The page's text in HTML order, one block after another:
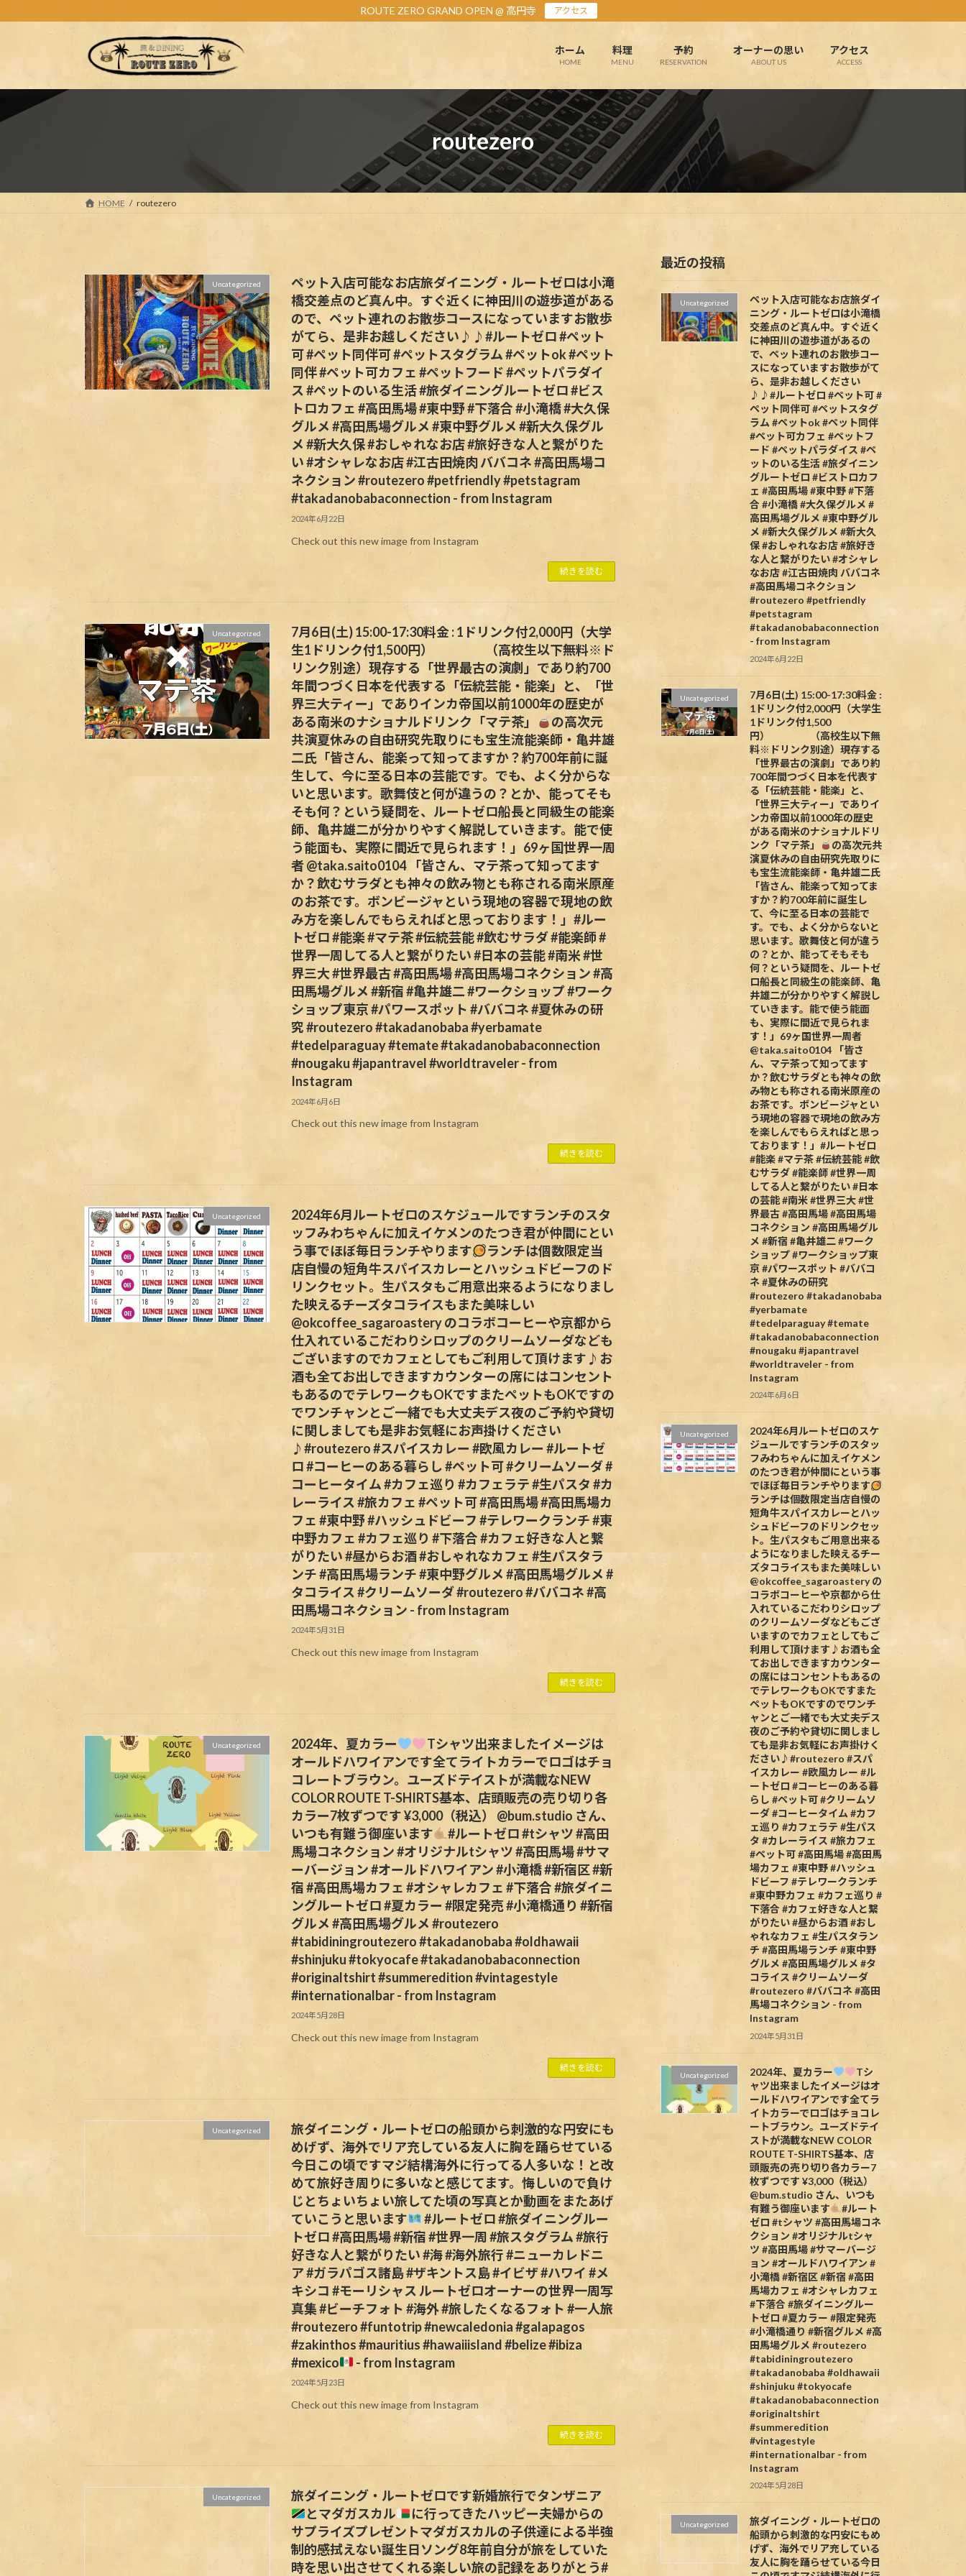
ン
ビ
ROUTE ZERO GRAND OPEN @ 高円寺 アクセス
ホーム
HOME
料理
MENU
予約
RESERVATION
オーナーの思い
ABOUT US
アクセス
ACCESS
routezero
HOME routezero
Uncategorized
ペット入店可能なお店旅ダイニング・ルートゼロは小滝
橋交差点のど真ん中。すぐ近くに神田川の遊歩道がある
ので、ペット連れのお散歩コースになっていますお散歩
がてら、是非お越しください♪♪#ルートゼロ #ペット
可 #ペット同伴可 #ペットスタグラム #ペットok #ペット
同伴 #ペット可カフェ #ペットフード #ペットパラダイ
ス #ペットのいる生活 #旅ダイニングルートゼロ #ビス
トロカフェ #高田馬場 #東中野 #下落合 #小滝橋 #大久保
グルメ #高田馬場グルメ #東中野グルメ #新大久保グル
メ #新大久保 #おしゃれなお店 #旅好きな人と繋がりた
い #オシャレなお店 #江古田焼肉 ババコネ #高田馬場コ
ネクション #routezero #petfriendly #petstagram
#takadanobabaconnection - from Instagram
2024年6月22日
Check out this new image from Instagram
続きを読む
Uncategorized
7月6日(土) 15:00-17:30料金 : 1ドリンク付2,000円（大学
生1ドリンク付1,500円） （高校生以下無料※ド
リンク別途）現存する「世界最古の演劇」であり約700
年間つづく日本を代表する「伝統芸能・能楽」と、「世
界三大ティー」でありインカ帝国以前1000年の歴史が
ある南米のナショナルドリンク「マテ茶」
の高次元
共演夏休みの自由研究先取りにも宝生流能楽師・亀井雄
二氏「皆さん、能楽って知ってますか？約700年前に誕
生して、今に至る日本の芸能です。でも、よく分からな
いと思います。歌舞伎と何が違うの？とか、能ってそも
そも何？という疑問を、ルートゼロ船長と同級生の能楽
師、亀井雄二が分かりやすく解説していきます。能で使
う能面も、実際に間近で見られます！」69ヶ国世界一周
者 @taka.saito0104 「皆さん、マテ茶って知ってます
か？飲むサラダとも神々の飲み物とも称される南米原産
のお茶です。ボンビージャという現地の容器で現地の飲
み方を楽しんでもらえればと思っております！」#ルー
トゼロ #能楽 #マテ茶 #伝統芸能 #飲むサラダ #能楽師 #
世界一周してる人と繋がりたい #日本の芸能 #南米 #世
界三大 #世界最古 #高田馬場 #高田馬場コネクション #高
田馬場グルメ #新宿 #亀井雄二 #ワークショップ #ワーク
ショップ東京 #パワースポット #ババコネ #夏休みの研
究 #routezero #takadanobaba #yerbamate
#tedelparaguay #temate #takadanobabaconnection
#nougaku #japantravel #worldtraveler - from
Instagram
2024年6月6日
Check out this new image from Instagram
続きを読む
Uncategorized
2024年6月ルートゼロのスケジュールですランチのスタ
ッフみわちゃんに加えイケメンのたつき君が仲間にとい
う事でほぼ毎日ランチやります
ランチは個数限定当
店自慢の短角牛スパイスカレーとハッシュドビーフのド
リンクセット。生パスタもご用意出来るようになりまし
た映えるチーズタコライスもまた美味しい
@okcoffee_sagaroastery のコラボコーヒーや京都から
仕入れているこだわりシロップのクリームソーダなども
ございますのでカフェとしてもご利用して頂けます♪お
酒も全てお出しできますカウンターの席にはコンセント
もあるのでテレワークもOKですまたペットもOKですの
でワンチャンとご一緒でも大丈夫デス夜のご予約や貸切
に関しましても是非お気軽にお声掛けください
♪#routezero #スパイスカレー #欧風カレー #ルートゼ
ロ #コーヒーのある暮らし #ペット可 #クリームソーダ #
コーヒータイム #カフェ巡り #カフェラテ #生パスタ #カ
レーライス #旅カフェ #ペット可 #高田馬場 #高田馬場カ
フェ #東中野 #ハッシュドビーフ #テレワークランチ #東
中野カフェ #カフェ巡り #下落合 #カフェ好きな人と繋
がりたい #昼からお酒 #おしゃれなカフェ #生パスタラ
ンチ #高田馬場ランチ #東中野グルメ #高田馬場グルメ #
タコライス #クリームソーダ #routezero #ババコネ #高
田馬場コネクション - from Instagram
2024年5月31日
Check out this new image from Instagram
続きを読む
Uncategorized 2024年、夏カラー
Tシャツ出来ましたイメージは
オールドハワイアンです全てライトカラーでロゴはチョ
コレートブラウン。ユーズドテイストが満載なNEW
COLOR ROUTE T-SHIRTS基本、店頭販売の売り切り各
カラー7枚ずつです ¥3,000（税込） @bum.studio さん、
いつも有難う御座います
#ルートゼロ #tシャツ #高田
馬場コネクション #オリジナルtシャツ #高田馬場 #サマ
ーバージョン #オールドハワイアン #小滝橋 #新宿区 #新
宿 #高田馬場カフェ #オシャレカフェ #下落合 #旅ダイニ
ングルートゼロ #夏カラー #限定発売 #小滝橋通り #新宿
グルメ #高田馬場グルメ #routezero
#tabidiningroutezero #takadanobaba #oldhawaii
#shinjuku #tokyocafe #takadanobabaconnection
#originaltshirt #summeredition #vintagestyle
#internationalbar - from Instagram
2024年5月28日
Check out this new image from Instagram
続きを読む
Uncategorized 旅ダイニング・ルートゼロの船頭から刺激的な円安にも
めげず、海外でリア充している友人に胸を踊らせている
今日この頃ですマジ結構海外に行ってる人多いな！と改
めて旅好き周りに多いなと感じてます。悔しいので負け
じとちょいちょい旅してた頃の写真とか動画をまたあげ
ていこうと思います
#ルートゼロ #旅ダイニングルー
トゼロ #高田馬場 #新宿 #世界一周 #旅スタグラム #旅行
好きな人と繋がりたい #海 #海外旅行 #ニューカレドニ
ア #ガラパゴス諸島 #ザキントス島 #イビザ #ハワイ #メ
キシコ #モーリシャス ルートゼロオーナーの世界一周写
真集 #ビーチフォト #海外 #旅したくなるフォト #一人旅
#routezero #funtotrip #newcaledonia #galapagos
#zakinthos #mauritius #hawaiiisland #belize #ibiza
#mexico
- from Instagram
2024年5月23日
Check out this new image from Instagram
続きを読む
Uncategorized 旅ダイニング・ルートゼロです新婚旅行でタンザニア
とマダガスカル
に行ってきたハッピー夫婦からの
サプライズプレゼントマダガスカルの子供達による半強
制的感拭えない誕生日ソング8年前自分が旅をしていた
時を思い出させてくれる楽しい旅の記録をありがとう#
最近の投稿
Uncategorized
ペット入店可能なお店旅ダイ
ニング・ルートゼロは小滝橋
交差点のど真ん中。すぐ近く
に神田川の遊歩道があるの
で、ペット連れのお散歩コー
スになっていますお散歩がて
ら、是非お越しください
♪♪#ルートゼロ #ペット可 #
ペット同伴可 #ペットスタグ
ラム #ペットok #ペット同伴
#ペット可カフェ #ペットフ
ード #ペットパラダイス #ペ
ットのいる生活 #旅ダイニン
グルートゼロ #ビストロカフ
ェ #高田馬場 #東中野 #下落
合 #小滝橋 #大久保グルメ #
高田馬場グルメ #東中野グル
メ #新大久保グルメ #新大久
保 #おしゃれなお店 #旅好き
な人と繋がりたい #オシャレ
なお店 #江古田焼肉 ババコネ
#高田馬場コネクション
#routezero #petfriendly
#petstagram
#takadanobabaconnection
- from Instagram
2024年6月22日
Uncategorized
7月6日(土) 15:00-17:30料金 :
1ドリンク付2,000円（大学生
1ドリンク付1,500
円） （高校生以下無
料※ドリンク別途）現存する
「世界最古の演劇」であり約
700年間つづく日本を代表す
る「伝統芸能・能楽」と、
「世界三大ティー」でありイ
ンカ帝国以前1000年の歴史
がある南米のナショナルドリ
ンク「マテ茶」
の高次元共
演夏休みの自由研究先取りに
も宝生流能楽師・亀井雄二氏
「皆さん、能楽って知ってま
すか？約700年前に誕生し
て、今に至る日本の芸能で
す。でも、よく分からないと
思います。歌舞伎と何が違う
の？とか、能ってそもそも
何？という疑問を、ルートゼ
ロ船長と同級生の能楽師、亀
井雄二が分かりやすく解説し
ていきます。能で使う能面
も、実際に間近で見られま
す！」69ヶ国世界一周者
@taka.saito0104 「皆さ
ん、マテ茶って知ってます
か？飲むサラダとも神々の飲
み物とも称される南米原産の
お茶です。ボンビージャとい
う現地の容器で現地の飲み方
を楽しんでもらえればと思っ
ております！」#ルートゼロ
#能楽 #マテ茶 #伝統芸能 #飲
むサラダ #能楽師 #世界一周
してる人と繋がりたい #日本
の芸能 #南米 #世界三大 #世
界最古 #高田馬場 #高田馬場
コネクション #高田馬場グル
メ #新宿 #亀井雄二 #ワーク
ショップ #ワークショップ東
京 #パワースポット #ババコ
ネ #夏休みの研究
#routezero #takadanobaba
#yerbamate
#tedelparaguay #temate
#takadanobabaconnection
#nougaku #japantravel
#worldtraveler - from
Instagram
2024年6月6日
Uncategorized
2024年6月ルートゼロのスケ
ジュールですランチのスタッ
フみわちゃんに加えイケメン
のたつき君が仲間にという事
でほぼ毎日ランチやります
ランチは個数限定当店自慢の
短角牛スパイスカレーとハッ
シュドビーフのドリンクセッ
ト。生パスタもご用意出来る
ようになりました映えるチー
ズタコライスもまた美味しい
@okcoffee_sagaroastery の
コラボコーヒーや京都から仕
入れているこだわりシロップ
のクリームソーダなどもござ
いますのでカフェとしてもご
利用して頂けます♪お酒も全
てお出しできますカウンター
の席にはコンセントもあるの
でテレワークもOKですまた
ペットもOKですのでワンチ
ャンとご一緒でも大丈夫デス
夜のご予約や貸切に関しまし
ても是非お気軽にお声掛けく
ださい♪#routezero #スパ
イスカレー #欧風カレー #ル
ートゼロ #コーヒーのある暮
らし #ペット可 #クリームソ
ーダ #コーヒータイム #カフ
ェ巡り #カフェラテ #生パス
タ #カレーライス #旅カフェ
#ペット可 #高田馬場 #高田馬
場カフェ #東中野 #ハッシュ
ドビーフ #テレワークランチ
#東中野カフェ #カフェ巡り #
下落合 #カフェ好きな人と繋
がりたい #昼からお酒 #おし
ゃれなカフェ #生パスタラン
チ #高田馬場ランチ #東中野
グルメ #高田馬場グルメ #タ
コライス #クリームソーダ
#routezero #ババコネ #高田
馬場コネクション - from
Instagram
2024年5月31日
Uncategorized 2024年、夏カラー
Tシ
ャツ出来ましたイメージはオ
ールドハワイアンです全てラ
イトカラーでロゴはチョコレ
ートブラウン。ユーズドテイ
ストが満載なNEW COLOR
ROUTE T-SHIRTS基本、店
頭販売の売り切り各カラー7
枚ずつです ¥3,000（税込）
@bum.studio さん、いつも
有難う御座います
#ルート
ゼロ #tシャツ #高田馬場コネ
クション #オリジナルtシャ
ツ #高田馬場 #サマーバージ
ョン #オールドハワイアン #
小滝橋 #新宿区 #新宿 #高田
馬場カフェ #オシャレカフェ
#下落合 #旅ダイニングルー
トゼロ #夏カラー #限定発売
#小滝橋通り #新宿グルメ #高
田馬場グルメ #routezero
#tabidiningroutezero
#takadanobaba #oldhawaii
#shinjuku #tokyocafe
#takadanobabaconnection
#originaltshirt
#summeredition
#vintagestyle
#internationalbar - from
Instagram
2024年5月28日
Uncategorized
旅ダイニング・ルートゼロの
船頭から刺激的な円安にもめ
げず、海外でリア充している
友人に胸を踊らせている今日